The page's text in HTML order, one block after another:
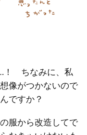
ちなみに、私
像がつかないので
ですか？
服から改造してで